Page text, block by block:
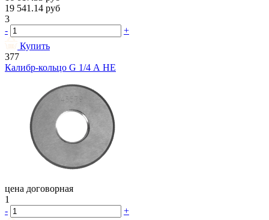
19 541.14 руб
3
-
+
Купить
377
Калибр-кольцо G 1/4 А НЕ
цена договорная
1
-
+